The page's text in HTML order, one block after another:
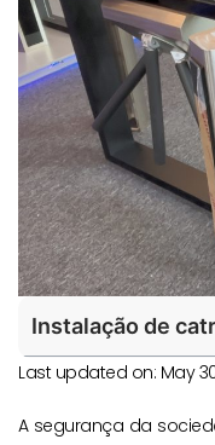
Instalação de
Last updated on: May
A segurança da